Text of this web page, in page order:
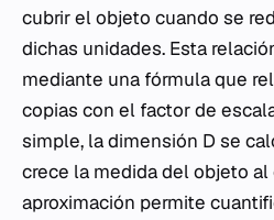
cubrir el objeto cuando se
dichas unidades. Esta
mediante una fórmula que
copias con el factor de
simple, la dimensión D se
crece la medida del objeto al
aproximación permite